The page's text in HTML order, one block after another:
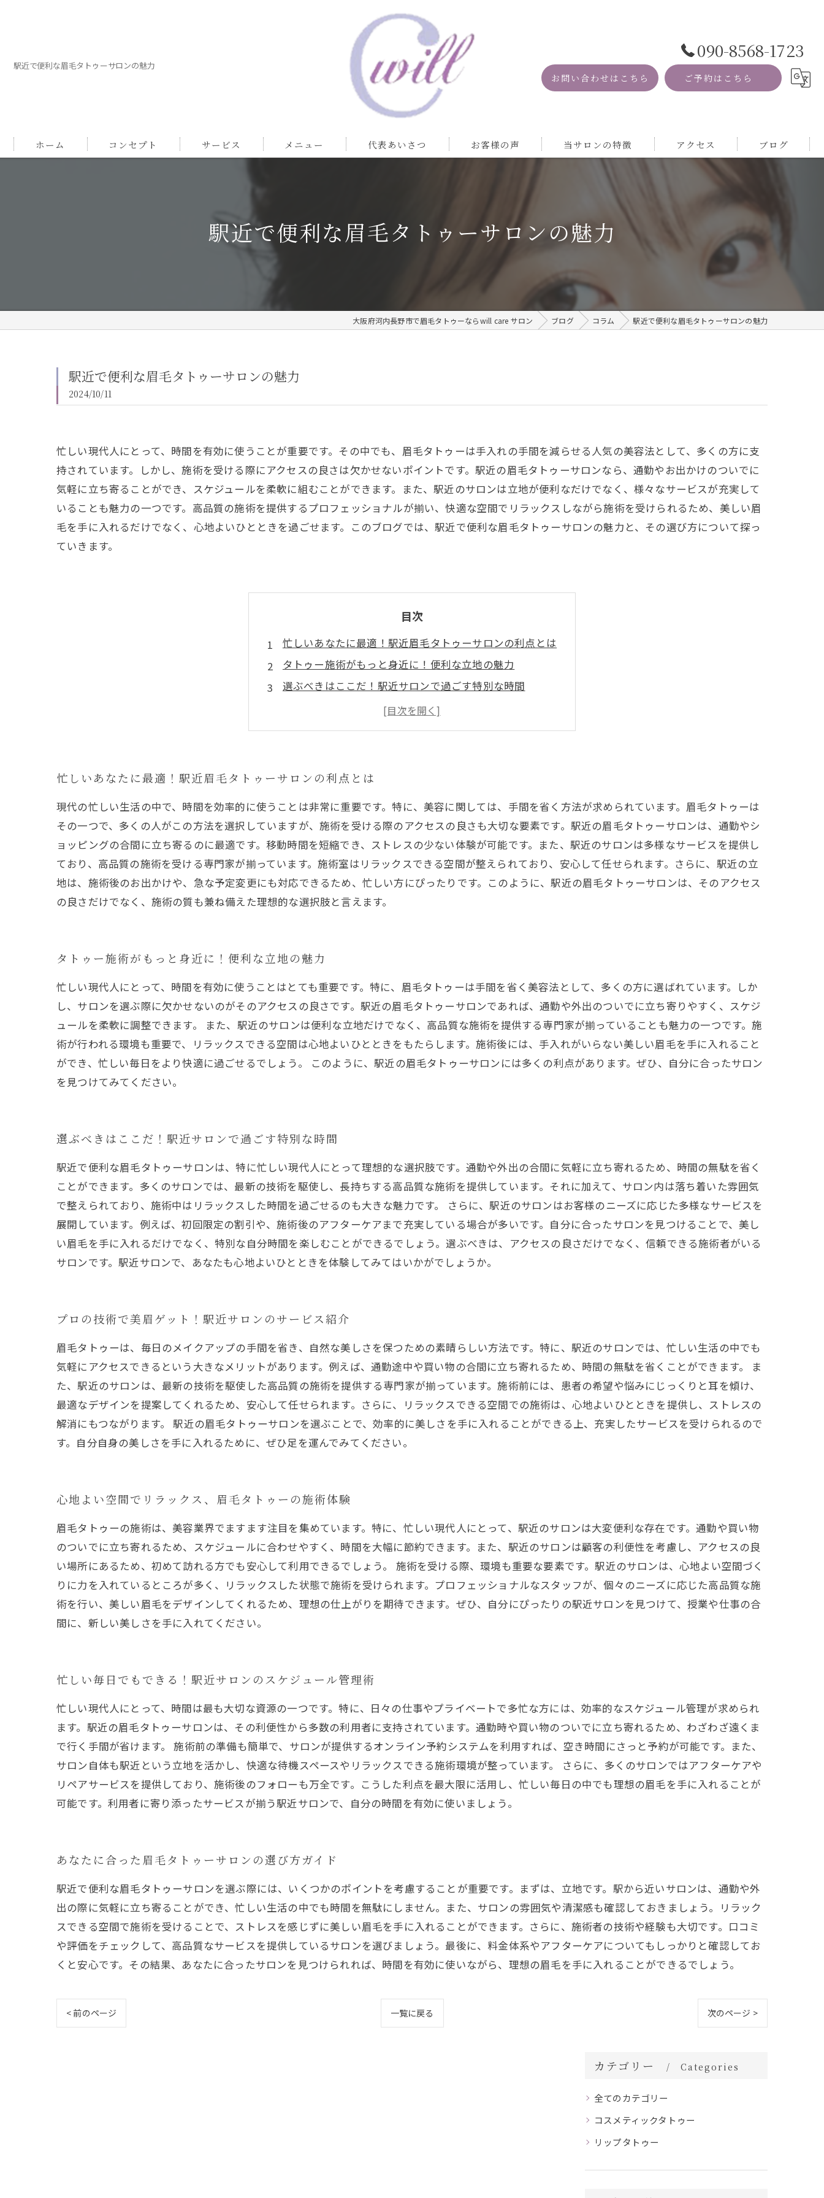
駅近で便利な眉毛タトゥーサロンの魅力
090-8568-1723
お問い合わせはこちら ご予約はこちら
ホーム コンセプト サービス メニュー 代表あいさつ お客様の声 当サロンの特徴
自然
メンズ
アクセス ブログ
駅近で便利な眉毛タトゥーサロンの魅力
大阪府河内長野市で眉毛タトゥーならwill care サロン ブログ コラム 駅近で便利な眉毛タトゥーサロンの魅力
駅近で便利な眉毛タトゥーサロンの魅力
2024/10/11
忙しい現代人にとって、時間を有効に使うことが重要です。その中でも、眉毛タトゥーは手入れの手間を減らせる人気の美容法として、多くの方に支
持されています。しかし、施術を受ける際にアクセスの良さは欠かせないポイントです。駅近の眉毛タトゥーサロンなら、通勤やお出かけのついでに
気軽に立ち寄ることができ、スケジュールを柔軟に組むことができます。また、駅近のサロンは立地が便利なだけでなく、様々なサービスが充実して
いることも魅力の一つです。高品質の施術を提供するプロフェッショナルが揃い、快適な空間でリラックスしながら施術を受けられるため、美しい眉
毛を手に入れるだけでなく、心地よいひとときを過ごせます。このブログでは、駅近で便利な眉毛タトゥーサロンの魅力と、その選び方について探っ
ていきます。
目次
忙しいあなたに最適！駅近眉毛タトゥーサロンの利点とは
タトゥー施術がもっと身近に！便利な立地の魅力
選ぶべきはここだ！駅近サロンで過ごす特別な時間
プロの技術で美眉ゲット！駅近サロンのサービス紹介
心地よい空間でリラックス、眉毛タトゥーの施術体験
あなたに合った眉毛タトゥーサロンの選び方ガイド
忙しいあなたに最適！駅近眉毛タトゥーサロンの利点とは
現代の忙しい生活の中で、時間を効率的に使うことは非常に重要です。特に、美容に関しては、手間を省く方法が求められています。眉毛タトゥーは
その一つで、多くの人がこの方法を選択していますが、施術を受ける際のアクセスの良さも大切な要素です。駅近の眉毛タトゥーサロンは、通勤やシ
ョッピングの合間に立ち寄るのに最適です。移動時間を短縮でき、ストレスの少ない体験が可能です。また、駅近のサロンは多様なサービスを提供し
ており、高品質の施術を受ける専門家が揃っています。施術室はリラックスできる空間が整えられており、安心して任せられます。さらに、駅近の立
地は、施術後のお出かけや、急な予定変更にも対応できるため、忙しい方にぴったりです。このように、駅近の眉毛タトゥーサロンは、そのアクセス
の良さだけでなく、施術の質も兼ね備えた理想的な選択肢と言えます。
タトゥー施術がもっと身近に！便利な立地の魅力
忙しい現代人にとって、時間を有効に使うことはとても重要です。特に、眉毛タトゥーは手間を省く美容法として、多くの方に選ばれています。しか
し、サロンを選ぶ際に欠かせないのがそのアクセスの良さです。駅近の眉毛タトゥーサロンであれば、通勤や外出のついでに立ち寄りやすく、スケジ
ュールを柔軟に調整できます。 また、駅近のサロンは便利な立地だけでなく、高品質な施術を提供する専門家が揃っていることも魅力の一つです。施
術が行われる環境も重要で、リラックスできる空間は心地よいひとときをもたらします。施術後には、手入れがいらない美しい眉毛を手に入れること
ができ、忙しい毎日をより快適に過ごせるでしょう。 このように、駅近の眉毛タトゥーサロンには多くの利点があります。ぜひ、自分に合ったサロン
を見つけてみてください。
選ぶべきはここだ！駅近サロンで過ごす特別な時間
駅近で便利な眉毛タトゥーサロンは、特に忙しい現代人にとって理想的な選択肢です。通勤や外出の合間に気軽に立ち寄れるため、時間の無駄を省く
ことができます。多くのサロンでは、最新の技術を駆使し、長持ちする高品質な施術を提供しています。それに加えて、サロン内は落ち着いた雰囲気
で整えられており、施術中はリラックスした時間を過ごせるのも大きな魅力です。 さらに、駅近のサロンはお客様のニーズに応じた多様なサービスを
展開しています。例えば、初回限定の割引や、施術後のアフターケアまで充実している場合が多いです。自分に合ったサロンを見つけることで、美し
い眉毛を手に入れるだけでなく、特別な自分時間を楽しむことができるでしょう。選ぶべきは、アクセスの良さだけでなく、信頼できる施術者がいる
サロンです。駅近サロンで、あなたも心地よいひとときを体験してみてはいかがでしょうか。
プロの技術で美眉ゲット！駅近サロンのサービス紹介
眉毛タトゥーは、毎日のメイクアップの手間を省き、自然な美しさを保つための素晴らしい方法です。特に、駅近のサロンでは、忙しい生活の中でも
気軽にアクセスできるという大きなメリットがあります。例えば、通勤途中や買い物の合間に立ち寄れるため、時間の無駄を省くことができます。 ま
た、駅近のサロンは、最新の技術を駆使した高品質の施術を提供する専門家が揃っています。施術前には、患者の希望や悩みにじっくりと耳を傾け、
最適なデザインを提案してくれるため、安心して任せられます。さらに、リラックスできる空間での施術は、心地よいひとときを提供し、ストレスの
解消にもつながります。 駅近の眉毛タトゥーサロンを選ぶことで、効率的に美しさを手に入れることができる上、充実したサービスを受けられるので
す。自分自身の美しさを手に入れるために、ぜひ足を運んでみてください。
心地よい空間でリラックス、眉毛タトゥーの施術体験
眉毛タトゥーの施術は、美容業界でますます注目を集めています。特に、忙しい現代人にとって、駅近のサロンは大変便利な存在です。通勤や買い物
のついでに立ち寄れるため、スケジュールに合わせやすく、時間を大幅に節約できます。また、駅近のサロンは顧客の利便性を考慮し、アクセスの良
い場所にあるため、初めて訪れる方でも安心して利用できるでしょう。 施術を受ける際、環境も重要な要素です。駅近のサロンは、心地よい空間づく
りに力を入れているところが多く、リラックスした状態で施術を受けられます。プロフェッショナルなスタッフが、個々のニーズに応じた高品質な施
術を行い、美しい眉毛をデザインしてくれるため、理想の仕上がりを期待できます。ぜひ、自分にぴったりの駅近サロンを見つけて、授業や仕事の合
間に、新しい美しさを手に入れてください。
忙しい毎日でもできる！駅近サロンのスケジュール管理術
忙しい現代人にとって、時間は最も大切な資源の一つです。特に、日々の仕事やプライベートで多忙な方には、効率的なスケジュール管理が求められ
ます。駅近の眉毛タトゥーサロンは、その利便性から多数の利用者に支持されています。通勤時や買い物のついでに立ち寄れるため、わざわざ遠くま
で行く手間が省けます。 施術前の準備も簡単で、サロンが提供するオンライン予約システムを利用すれば、空き時間にさっと予約が可能です。また、
サロン自体も駅近という立地を活かし、快適な待機スペースやリラックスできる施術環境が整っています。 さらに、多くのサロンではアフターケアや
リペアサービスを提供しており、施術後のフォローも万全です。こうした利点を最大限に活用し、忙しい毎日の中でも理想の眉毛を手に入れることが
可能です。利用者に寄り添ったサービスが揃う駅近サロンで、自分の時間を有効に使いましょう。
あなたに合った眉毛タトゥーサロンの選び方ガイド
駅近で便利な眉毛タトゥーサロンを選ぶ際には、いくつかのポイントを考慮することが重要です。まずは、立地です。駅から近いサロンは、通勤や外
出の際に気軽に立ち寄ることができ、忙しい生活の中でも時間を無駄にしません。また、サロンの雰囲気や清潔感も確認しておきましょう。リラック
スできる空間で施術を受けることで、ストレスを感じずに美しい眉毛を手に入れることができます。さらに、施術者の技術や経験も大切です。口コミ
や評価をチェックして、高品質なサービスを提供しているサロンを選びましょう。最後に、料金体系やアフターケアについてもしっかりと確認してお
くと安心です。その結果、あなたに合ったサロンを見つけられれば、時間を有効に使いながら、理想の眉毛を手に入れることができるでしょう。
< 前のページ 一覧に戻る 次のページ >
カテゴリー Categories
全てのカテゴリー
コスメティックタトゥー
リップタトゥー